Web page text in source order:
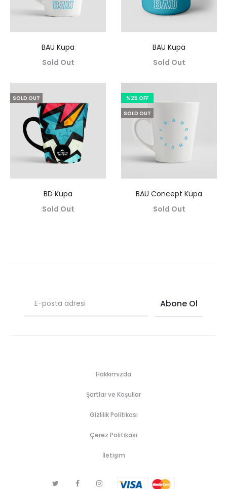
BAU Kupa
Sold Out
BAU Kupa
Sold Out
SOLD OUT
BD Kupa
Sold Out
%25 OFF
SOLD OUT
BAU Concept Kupa
Sold Out
Hakkımızda
Şartlar ve Koşullar
Gizlilik Politikası
Çerez Politikası
İletişim
F
I